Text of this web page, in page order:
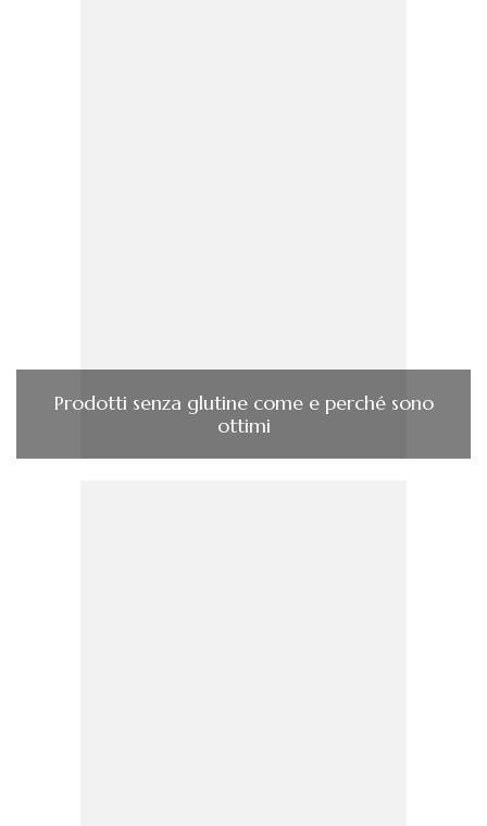
Prodotti senza glutine come e perché sono
ottimi